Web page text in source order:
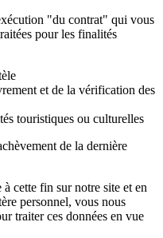
"du contrat" qui vous
pour les finalités
et de la vérification des
touristiques ou culturelles
de la dernière
cette fin sur notre site et en
personnel, vous nous
traiter ces données en vue